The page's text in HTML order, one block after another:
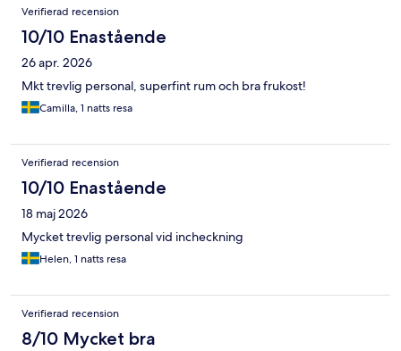
Verifierad recension
10/10 Enastående
26 apr. 2026
Mkt trevlig personal, superfint rum och bra frukost!
Camilla, 1 natts resa
Verifierad recension
10/10 Enastående
18 maj 2026
Mycket trevlig personal vid incheckning
Helen, 1 natts resa
Verifierad recension
8/10 Mycket bra